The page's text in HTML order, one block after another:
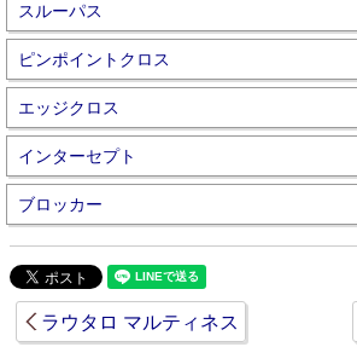
スルーパス
ピンポイントクロス
エッジクロス
インターセプト
ブロッカー
ラウタロ マルティネス